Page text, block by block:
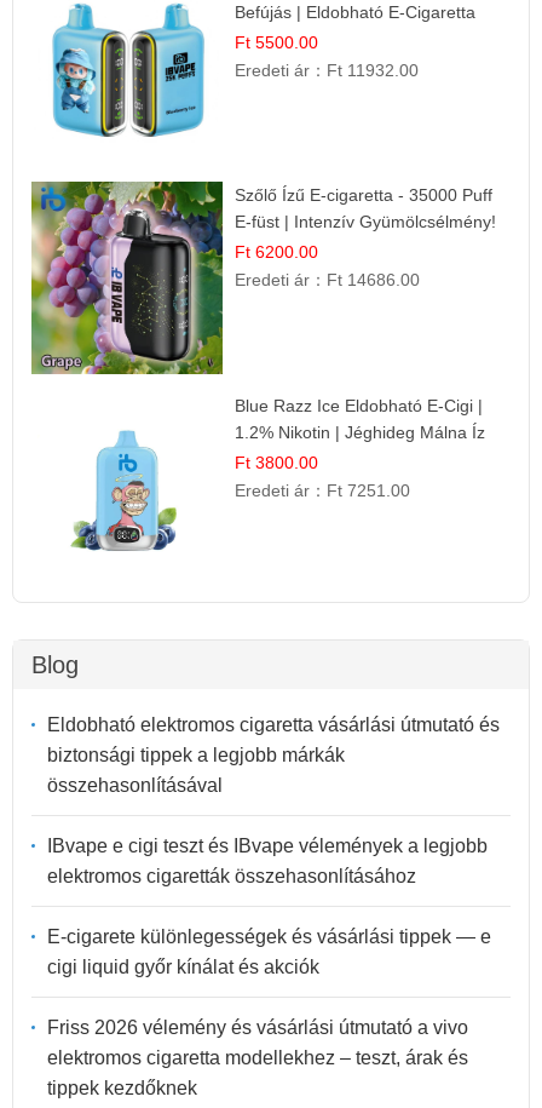
Befújás | Eldobható E-Cigaretta
Ft 5500.00
Eredeti ár： Ft 11932.00
Szőlő Ízű E-cigaretta - 35000 Puff
E-füst | Intenzív Gyümölcsélmény!
Ft 6200.00
Eredeti ár： Ft 14686.00
Blue Razz Ice Eldobható E-Cigi |
1.2% Nikotin | Jéghideg Málna Íz
Ft 3800.00
Eredeti ár： Ft 7251.00
Blog
Eldobható elektromos cigaretta vásárlási útmutató és
biztonsági tippek a legjobb márkák
összehasonlításával
IBvape e cigi teszt és IBvape vélemények a legjobb
elektromos cigaretták összehasonlításához
E-cigarete különlegességek és vásárlási tippek — e
cigi liquid győr kínálat és akciók
Friss 2026 vélemény és vásárlási útmutató a vivo
elektromos cigaretta modellekhez – teszt, árak és
tippek kezdőknek